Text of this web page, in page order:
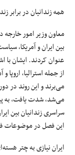
همه زندانیان در برابر
معاون وزیر امور
بین ایران و آمریکا،
عنوان کردند. ایشان با
از جمله استرالیا،
می‌برند و این روند در
می‌شد، شدت یافت، به
سراسری زندانیان بین
این فصل در موضوعات
ایران نیازی به چتر